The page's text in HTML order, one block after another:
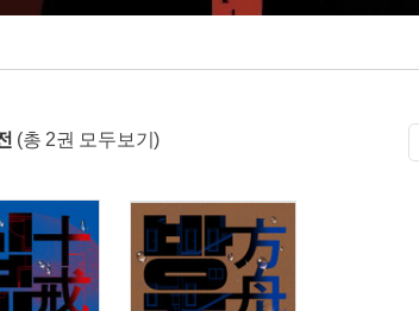
(총 2권 모두보기)